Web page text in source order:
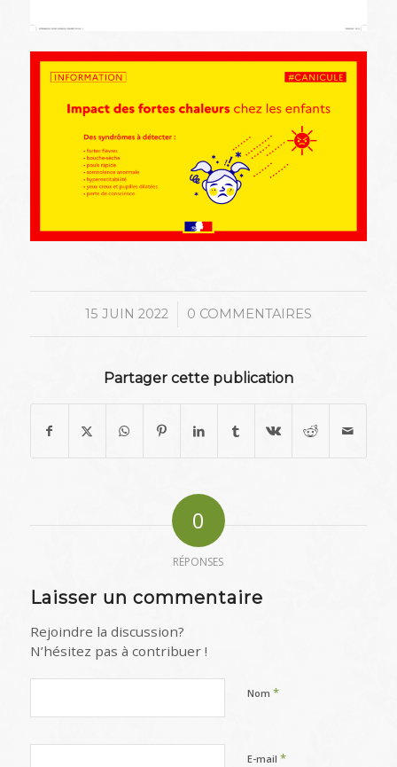
15 JUIN 2022
/ 0 COMMENTAIRES
Partager cette publication
0
RÉPONSES
Laisser un commentaire
Rejoindre la discussion?
N’hésitez pas à contribuer !
Nom *
E-mail *